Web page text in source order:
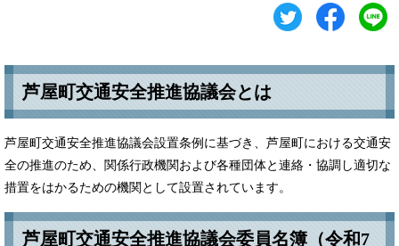
芦屋町交通安全推進協議会とは
芦屋町交通安全推進協議会設置条例に基づき、芦屋町における交通安
全の推進のため、関係行政機関および各種団体と連絡・協調し適切な
措置をはかるための機関として設置されています。
芦屋町交通安全推進協議会委員名簿（令和7